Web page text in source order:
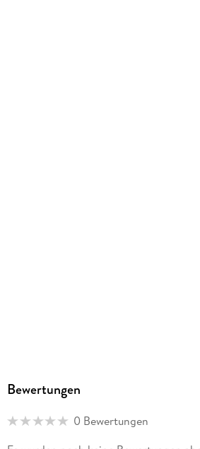
Bewertungen
0 Bewertungen